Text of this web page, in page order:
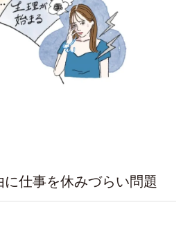
仕事を休みづらい問題